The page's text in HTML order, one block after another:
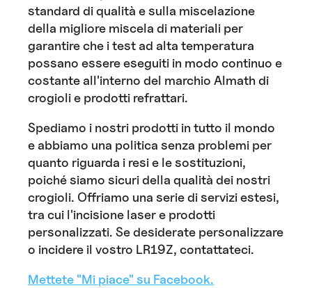
standard di qualità e sulla miscelazione
della migliore miscela di materiali per
garantire che i test ad alta temperatura
possano essere eseguiti in modo continuo e
costante all'interno del marchio Almath di
crogioli e prodotti refrattari.
Spediamo i nostri prodotti in tutto il mondo
e abbiamo una politica senza problemi per
quanto riguarda i resi e le sostituzioni,
poiché siamo sicuri della qualità dei nostri
crogioli. Offriamo una serie di servizi estesi,
tra cui l'incisione laser e prodotti
personalizzati. Se desiderate personalizzare
o incidere il vostro LR19Z, contattateci.
Mettete "Mi piace" su Facebook.